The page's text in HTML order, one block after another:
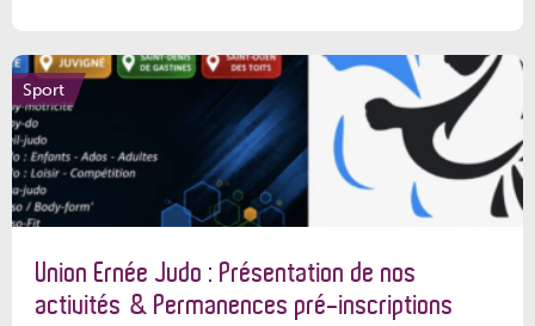
Sport
Union Ernée Judo : Présentation de nos
activités & Permanences pré-inscriptions